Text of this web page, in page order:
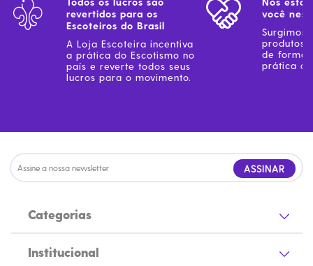
revertidos para os
Escoteiros do Brasil
A Loja Escoteira incentiva
a prática do Escotismo no
país e reverte todos seus
lucros para o movimento.
você
Surgimos
produtos
de forma
prática
ASSINAR
Categorias
Institucional